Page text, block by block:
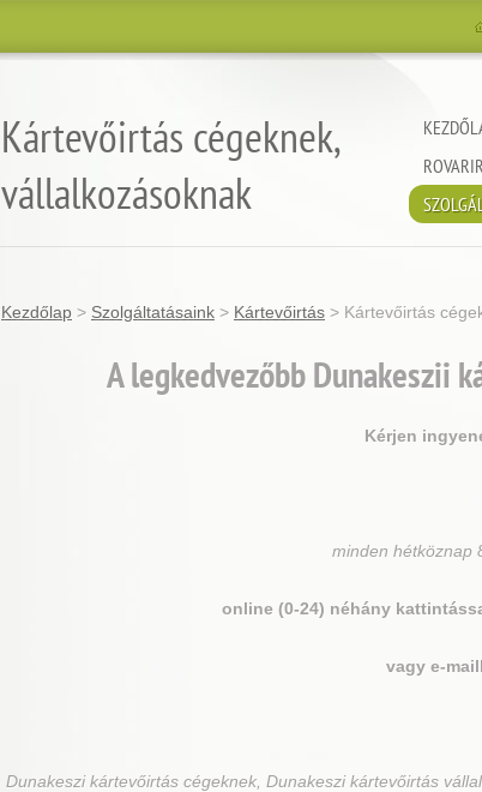
Kártevőirtás cégeknek,
vállalkozásoknak
Kezdőlap > Szolgáltatásaink > Kártevőirtás > Kártevőirtás
A legkedvezőbb Dunakeszii
Kérjen
minden hétköznap
online (0-24) néhány
vagy e-
Dunakeszikártevőirtás cégeknek, Dunakeszi kártevőirtás